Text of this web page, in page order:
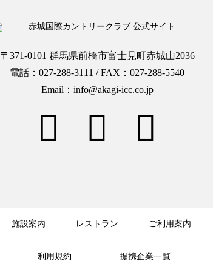
〒371-0101 群馬県前橋市富士見町赤城山2036
電話：027-288-3111 / FAX：027-288-5540
Email：info@akagi-icc.co.jp
施設案内 レストラン ご利用案内
利用規約 提携企業一覧